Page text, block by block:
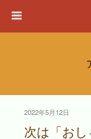
2022年5月12日
次は「おし